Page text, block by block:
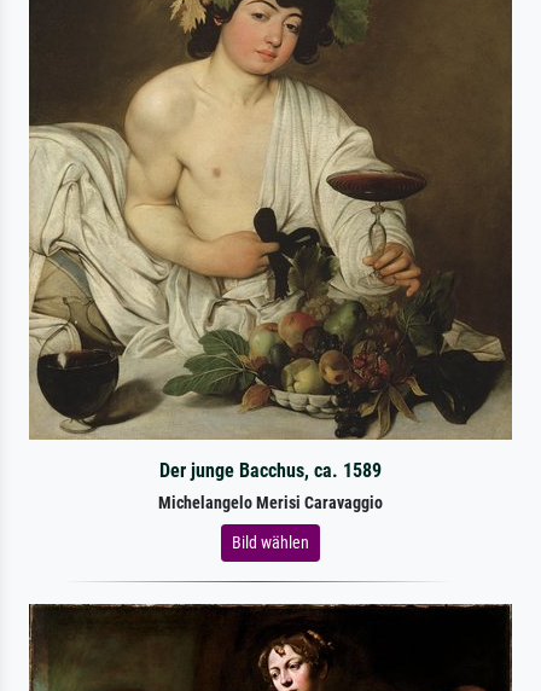
Der junge Bacchus, ca. 1589
Michelangelo Merisi Caravaggio
Bild wählen